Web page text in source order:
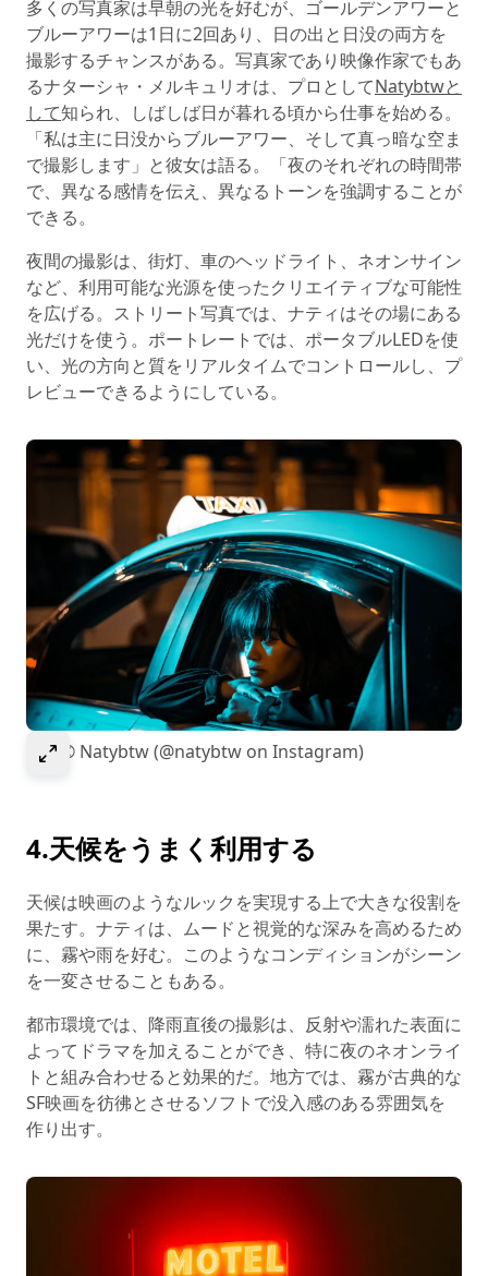
多くの写真家は早朝の光を好むが、ゴールデンアワーと
ブルーアワーは1日に2回あり、日の出と日没の両方を
撮影するチャンスがある。写真家であり映像作家でもあ
るナターシャ・メルキュリオは、プロとしてNatybtwと
して知られ、しばしば日が暮れる頃から仕事を始める。
「私は主に日没からブルーアワー、そして真っ暗な空ま
で撮影します」と彼女は語る。「夜のそれぞれの時間帯
で、異なる感情を伝え、異なるトーンを強調することが
できる。
夜間の撮影は、街灯、車のヘッドライト、ネオンサイン
など、利用可能な光源を使ったクリエイティブな可能性
を広げる。ストリート写真では、ナティはその場にある
光だけを使う。ポートレートでは、ポータブルLEDを使
い、光の方向と質をリアルタイムでコントロールし、プ
レビューできるようにしている。
Select to expand image
画像© Natybtw (@natybtw on Instagram)
4.天候をうまく利用する
天候は映画のようなルックを実現する上で大きな役割を
果たす。ナティは、ムードと視覚的な深みを高めるため
に、霧や雨を好む。このようなコンディションがシーン
を一変させることもある。
都市環境では、降雨直後の撮影は、反射や濡れた表面に
よってドラマを加えることができ、特に夜のネオンライ
トと組み合わせると効果的だ。地方では、霧が古典的な
SF映画を彷彿とさせるソフトで没入感のある雰囲気を
作り出す。